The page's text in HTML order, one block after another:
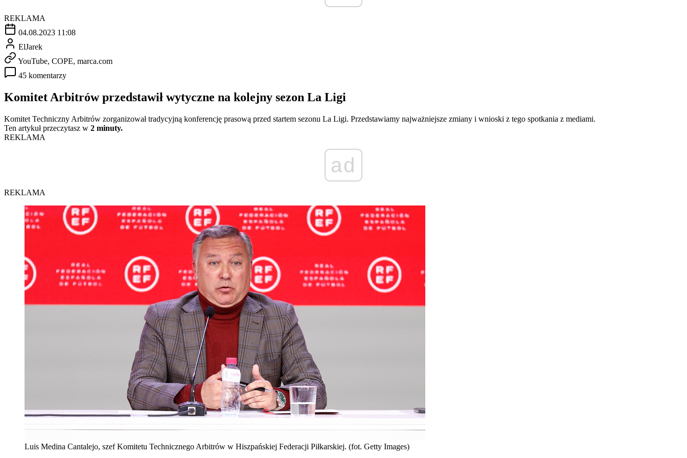
REKLAMA
04.08.2023 11:08
ElJarek
YouTube, COPE, marca.com
45 komentarzy
Komitet Arbitrów przedstawił wytyczne na kolejny sezon La Ligi
Komitet Techniczny Arbitrów zorganizował tradycyjną konferencję prasową przed startem sezonu La Ligi. Przedstawiamy najważniejsze zmiany i wnioski z tego spotkania z mediami.
Ten artykuł przeczytasz w 2 minuty.
REKLAMA
ad
REKLAMA
Luis Medina Cantalejo, szef Komitetu Technicznego Arbitrów w Hiszpańskiej Federacji Piłkarskiej. (fot. Getty Images)